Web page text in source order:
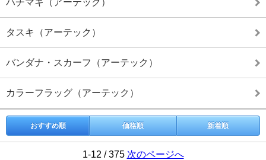
タスキ（アーテック）
バンダナ・スカーフ（アーテック）
カラーフラッグ（アーテック）
おすすめ順 価格順 新着順
1-12 / 375 次のページへ